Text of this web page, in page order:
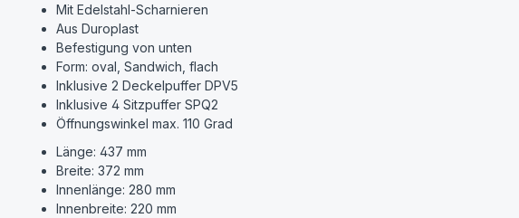
Mit Edelstahl-Scharnieren
Aus Duroplast
Befestigung von unten
Form: oval, Sandwich, flach
Inklusive 2 Deckelpuffer DPV5
Inklusive 4 Sitzpuffer SPQ2
Öffnungswinkel max. 110 Grad
Länge: 437 mm
Breite: 372 mm
Innenlänge: 280 mm
Innenbreite: 220 mm